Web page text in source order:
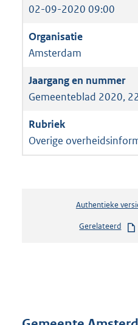
02-09-2020 09:00
Amsterdam
Gemeenteblad 2020,
Overige
Authentieke
Gerelateerd